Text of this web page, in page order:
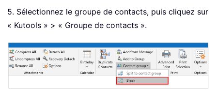
5. Sélectionnez le groupe de contacts, puis cliquez sur
« Kutools » > « Groupe de contacts ».